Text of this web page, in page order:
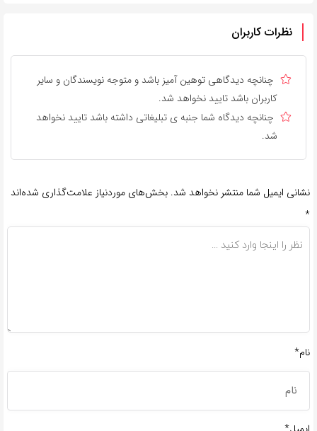
نظرات کاربران
چنانچه دیدگاهی توهین آمیز باشد و متوجه نویسندگان و سایر
کاربران باشد تایید نخواهد شد.
چنانچه دیدگاه شما جنبه ی تبلیغاتی داشته باشد تایید نخواهد
شد.
نشانی ایمیل شما منتشر نخواهد شد. بخش‌های موردنیاز علامت‌گذاری شده‌اند
*
نام*